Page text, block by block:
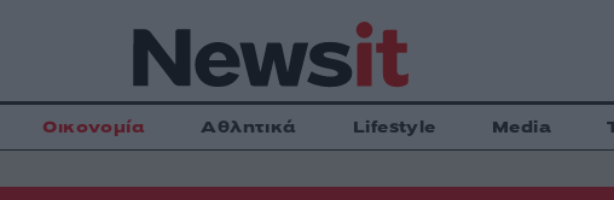
Οικονομία Αθλητικά Lifestyle Media